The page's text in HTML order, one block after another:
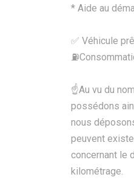
* Aide au
✅ Véhicule
☝Au vu du
possédons
nous
peuvent
concernant le
kilométrage.